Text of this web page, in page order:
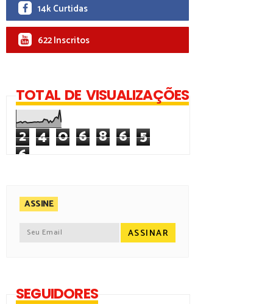
14k Curtidas
622 Inscritos
TOTAL DE VISUALIZAÇÕES
2 4 0 6 8 6 5
6
ASSINE
SEGUIDORES